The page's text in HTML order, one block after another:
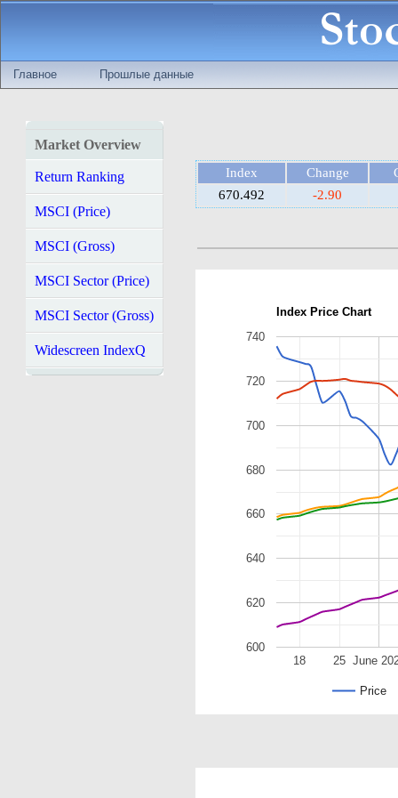
Главное Прошлые данные
Market Overview
Return Ranking
MSCI (Price)
MSCI (Gross)
MSCI Sector (Price)
MSCI Sector (Gross)
Widescreen IndexQ
Index Change
670.492
-2.90
Index Price Chart
Price
June
18 25
600
620
640
660
680
700
720
740